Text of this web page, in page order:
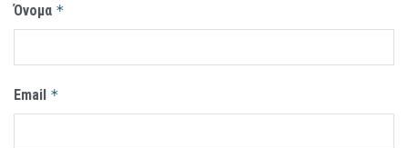
Όνομα *
Email *